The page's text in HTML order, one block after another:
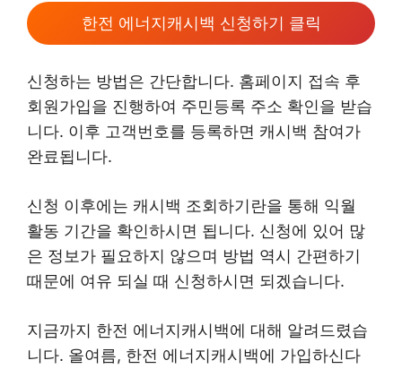
한전 에너지캐시백 신청하기 클릭
신청하는 방법은 간단합니다. 홈페이지 접속 후
회원가입을 진행하여 주민등록 주소 확인을 받습
니다. 이후 고객번호를 등록하면 캐시백 참여가
완료됩니다.
신청 이후에는 캐시백 조회하기란을 통해 익월
활동 기간을 확인하시면 됩니다. 신청에 있어 많
은 정보가 필요하지 않으며 방법 역시 간편하기
때문에 여유 되실 때 신청하시면 되겠습니다.
지금까지 한전 에너지캐시백에 대해 알려드렸습
니다. 올여름, 한전 에너지캐시백에 가입하신다